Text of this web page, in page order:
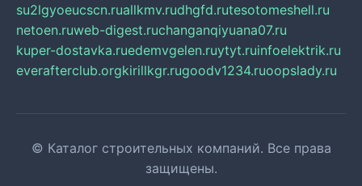
su2lgyoeucscn.ruallkmv.rudhgfd.rutesotomeshell.ru
netoen.ruweb-digest.ruchanganqiyuana07.ru
kuper-dostavka.ruedemvgelen.ruytyt.ruinfoelektrik.ru
everafterclub.orgkirillkgr.rugoodv1234.ruoopslady.ru
© Каталог строительных компаний. Все права
защищены.